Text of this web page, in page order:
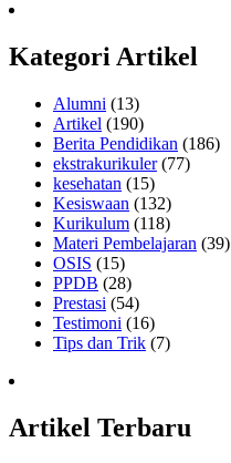
Kategori Artikel
Alumni (13)
Artikel (190)
Berita Pendidikan (186)
ekstrakurikuler(77)
kesehatan (15)
Kesiswaan (132)
Kurikulum (118)
Materi Pembelajaran (39)
OSIS (15)
PPDB (28)
Prestasi (54)
Testimoni (16)
Tips dan Trik (7)
Artikel Terbaru